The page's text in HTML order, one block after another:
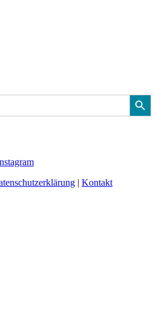
Search Button
| Kontakt